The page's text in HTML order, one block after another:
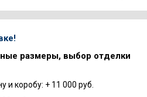
размеры, выбор отделки
и коробу: + 11 000 руб.